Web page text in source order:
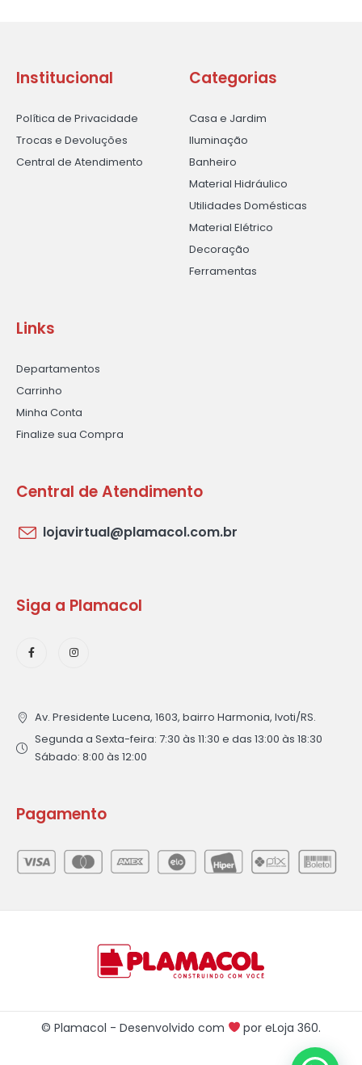
Institucional
Política de Privacidade
Trocas e Devoluções
Central de Atendimento
Categorias
Casa e Jardim
Iluminação
Banheiro
Material Hidráulico
Utilidades Domésticas
Material Elétrico
Decoração
Ferramentas
Links
Departamentos
Carrinho
Minha Conta
Finalize sua Compra
Central de Atendimento
lojavirtual@plamacol.com.br
Siga a Plamacol
Av. Presidente Lucena, 1603, bairro Harmonia, Ivoti/RS.
Segunda a Sexta-feira: 7:30 às 11:30 e das 13:00 às 18:30
Sábado: 8:00 às 12:00
Pagamento
© Plamacol - Desenvolvido com poreLoja 360.